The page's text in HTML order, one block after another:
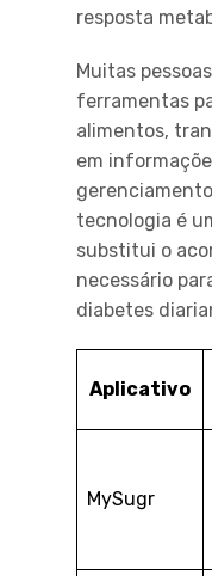
resposta
Muitas
ferramentas
alimentos,
em
tecnologia é
substitui o
necessário
diabetes
Aplicativo
MySugr